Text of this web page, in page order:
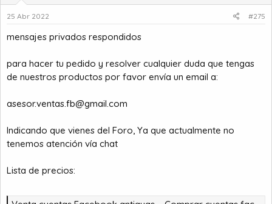
25 Abr 2022 #275
mensajes privados respondidos
para hacer tu pedido y resolver cualquier duda que tengas
de nuestros productos por favor envía un email a:
asesor.ventas.fb@gmail.com
Indicando que vienes del Foro, Ya que actualmente no
tenemos atención vía chat
Lista de precios: